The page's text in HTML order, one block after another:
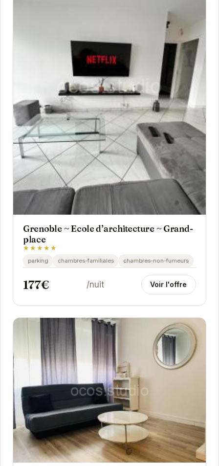
Grenoble ~ Ecole d’architecture ~ Grand-
place
★★★★★
parking chambres-familiales chambres-non-fumeurs
177€ /nuit Voir l'offre